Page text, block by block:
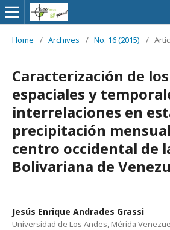
Home / Archives / No. 16 (2015) /
Caracterización de
espaciales y
interrelaciones en
precipitación
centro occidental de
Bolivariana de
Jesús Enrique Andrades Grassi
Universidad de Los Andes, Mérida